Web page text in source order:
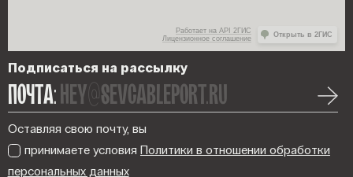
Подписаться на рассылку
ПОЧТА:hey@sevcableport.ru
Оставляя свою почту, вы
принимаете условия Политики в отношении обработки
персональных данных
Работает на API 2ГИС
Лицензионное соглашение
Открыть в 2ГИС